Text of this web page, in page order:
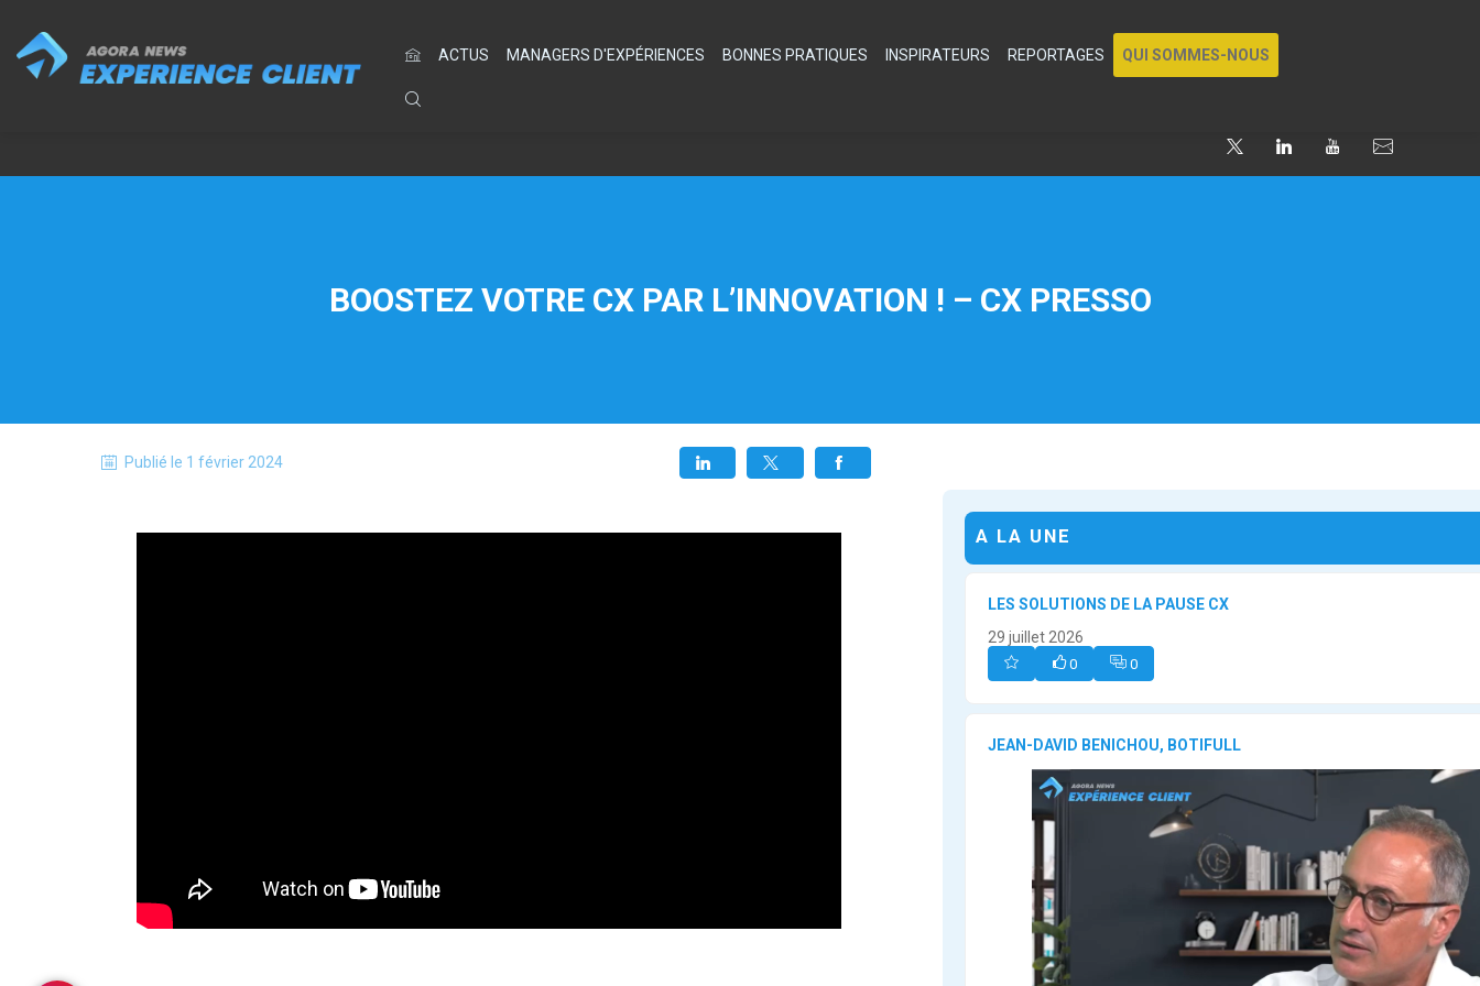
ACTUS MANAGERS D'EXPÉRIENCES BONNES PRATIQUES INSPIRATEURS REPORTAGES QUI SOMMES-NOUS
BOOSTEZ VOTRE CX PAR L’INNOVATION ! – CX PRESSO
Publié le 1 février 2024
A LA UNE
LES SOLUTIONS DE LA PAUSE CX
29 juillet 2026
0 0
JEAN-DAVID BENICHOU, BOTIFULL